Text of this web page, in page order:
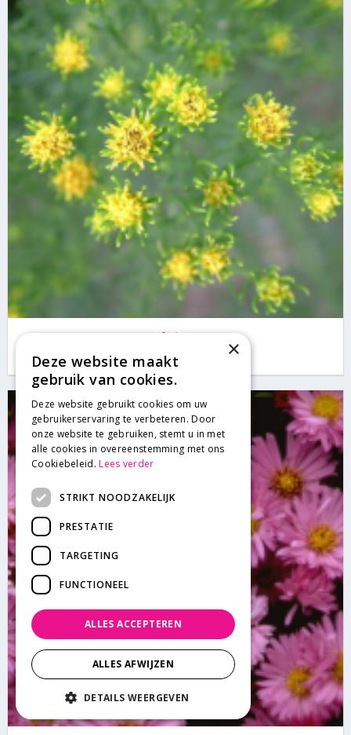
Aster
Aster linosyris ×
Deze website maakt
gebruik van cookies.
Deze website gebruikt cookies om uw
gebruikerservaring te verbeteren. Door
onze website te gebruiken, stemt u in met
alle cookies in overeenstemming met ons
Cookiebeleid. Lees verder
STRIKT NOODZAKELIJK
PRESTATIE
TARGETING
FUNCTIONEEL
ALLES ACCEPTEREN
ALLES AFWIJZEN
DETAILS WEERGEVEN